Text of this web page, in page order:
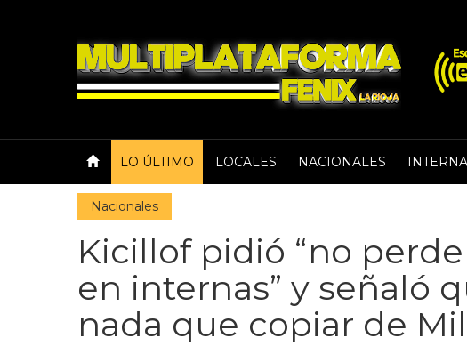
LO ÚLTIMO LOCALES NACIONALES
Nacionales
Kicillof pidió “no
en internas” y señaló
nada que copiar de